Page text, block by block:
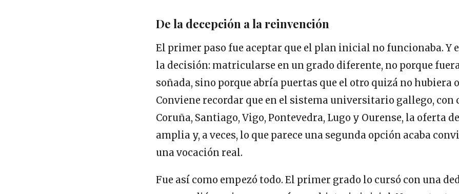
De la decepción a la reinvención
El primer paso fue aceptar que el plan inicial no funcionaba. Y
la decisión: matricularse en un grado diferente, no porque
soñada, sino porque abría puertas que el otro quizá no hubiera
Conviene recordar que en el sistema universitario gallego, con
Coruña, Santiago, Vigo, Pontevedra, Lugo y Ourense, la oferta
amplia y, a veces, lo que parece una segunda opción acaba
una vocación real.
Fue así como empezó todo. El primer grado lo cursó con una